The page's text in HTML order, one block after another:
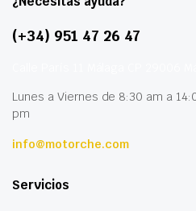
(+34) 951 47 26 47
Lunes a Viernes de 8:30 am a
pm
info@motorche.com
Servicios